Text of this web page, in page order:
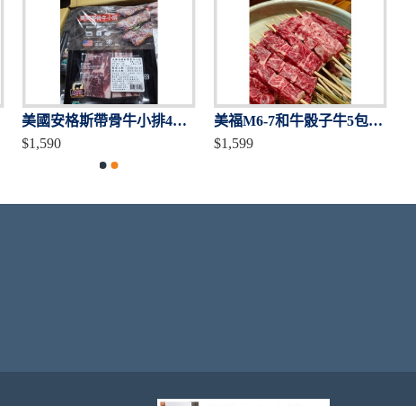
美國安格斯帶骨牛小排4盒入
$1,590
美福M6-7和牛骰子牛5包（加碼送2包/共7包入）
$1,599